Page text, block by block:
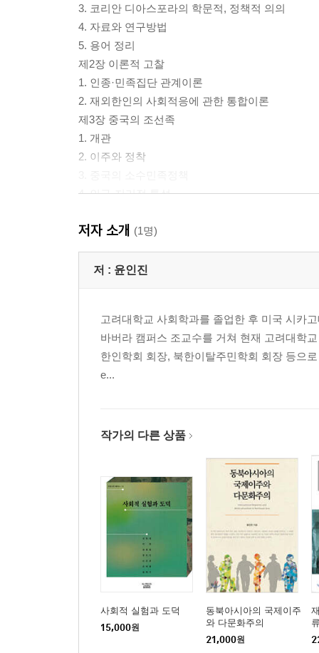
3. 코리안 디아스포라의 학문적, 정책적 의의
4. 자료와 연구방법
5. 용어 정리
제2장 이론적 고찰
1. 인종·민족집단 관계이론
2. 재외한인의 사회적응에 관한 통합이론
제3장 중국의 조선족
1. 개관
2. 이주와 정착
4. 인구·지리적 특성
6. 민족정체성
제4장 독립국가연합의 고려사람
1. 개관
4. 인구학적 특성
5. 중앙아시아의 고려인 사회
6. 러시아의 고려인 사회
7. 언어상황과 민족정체성
2. 이주와 정착
5. 사회경제적 특성
6. 민족정체성
7. 민족교육
제6장 재미한인
1. 개관
2. 이주와 정착
저자 소개 (1명)
저 : 윤인진
고려대학교 사회학과를 졸업한 후 미국 시카
바버라 캠퍼스 조교수를 거쳐 현재 고려대학
한인학회 회장, 북한이탈주민학회 회장 등으
e...
작가의 다른 상품
사회적 실험과 도덕
15,000원
동북아시아의 국제이주
와 다문화주의
21,000원